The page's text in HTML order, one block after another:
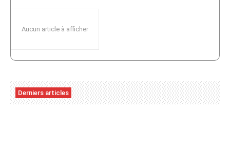
Aucun article à afficher
Derniers articles